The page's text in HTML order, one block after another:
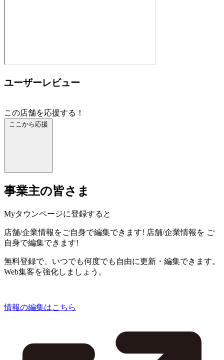
ユーザーレビュー
この店舗を応援する！
ここから応援
事業主の皆さま
Myタウンページに登録すると
店舗/企業情報をご自身で編集できます! 店舗/企業情報を ご
自身で編集できます!
無料登録で、いつでも何度でも自由に更新・編集できます。
Web集客を強化しましょう。
情報の編集はこちら